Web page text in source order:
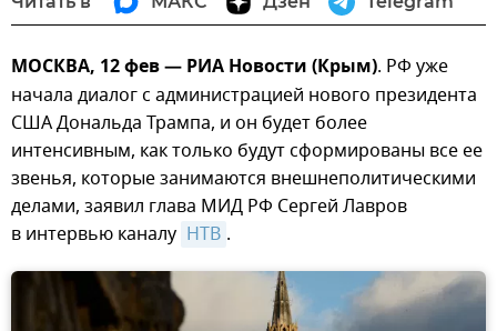
МОСКВА, 12 фев — РИА Новости (Крым). РФ уже
начала диалог с администрацией нового президента
США Дональда Трампа, и он будет более
интенсивным, как только будут сформированы все ее
звенья, которые занимаются внешнеполитическими
делами, заявил глава МИД РФ Сергей Лавров
в интервью каналу НТВ .